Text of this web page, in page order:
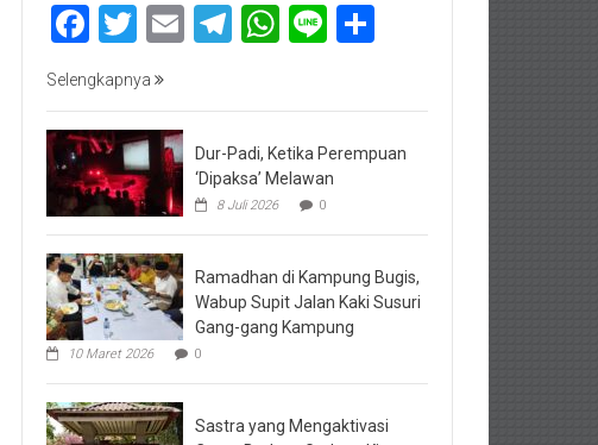
Facebook
Twitter
EmailTelegram
WhatsApp
Line
Selengkapnya
Dur-Padi, Ketika Perempuan
‘Dipaksa’ Melawan
8 Juli 2026 0
Ramadhan di Kampung Bugis,
Wabup Supit Jalan Kaki Susuri
Gang-gang Kampung
10 Maret 2026 0
Sastra yang Mengaktivasi